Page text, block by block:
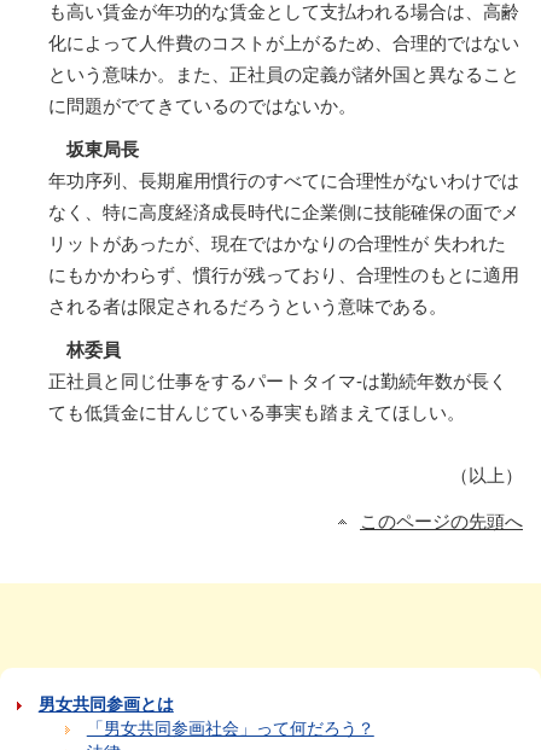
も高い賃金が年功的な賃金として支払われる場合は、高齢
化によって人件費のコストが上がるため、合理的ではない
という意味か。また、正社員の定義が諸外国と異なること
に問題がでてきているのではないか。
坂東局長
年功序列、長期雇用慣行のすべてに合理性がないわけでは
なく、特に高度経済成長時代に企業側に技能確保の面でメ
リットがあったが、現在ではかなりの合理性が 失われた
にもかかわらず、慣行が残っており、合理性のもとに適用
される者は限定されるだろうという意味である。
林委員
正社員と同じ仕事をするパートタイマ-は勤続年数が長く
ても低賃金に甘んじている事実も踏まえてほしい。
（以上）
このページの先頭へ